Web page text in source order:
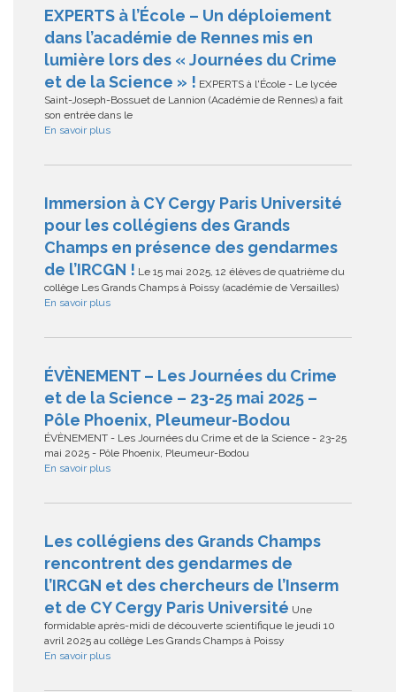
EXPERTS à l’École – Un déploiement
dans l’académie de Rennes mis en
lumière lors des « Journées du Crime
et de la Science » ! EXPERTS à l'École - Le lycée
Saint-Joseph-Bossuet de Lannion (Académie de Rennes) a fait
son entrée dans le
En savoir plus
Immersion à CY Cergy Paris Université
pour les collégiens des Grands
Champs en présence des gendarmes
de l’IRCGN ! Le 15 mai 2025, 12 élèves de quatrième du
collège Les Grands Champs à Poissy (académie de Versailles)
En savoir plus
ÉVÈNEMENT – Les Journées du Crime
et de la Science – 23-25 mai 2025 –
Pôle Phoenix, Pleumeur-Bodou
ÉVÈNEMENT - Les Journées du Crime et de la Science - 23-25
mai 2025 - Pôle Phoenix, Pleumeur-Bodou
En savoir plus
Les collégiens des Grands Champs
rencontrent des gendarmes de
l’IRCGN et des chercheurs de l’Inserm
et de CY Cergy Paris Université Une
formidable après-midi de découverte scientifique le jeudi 10
avril 2025 au collège Les Grands Champs à Poissy
En savoir plus